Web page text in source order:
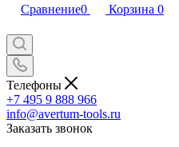
Сравнение0 Корзина 0
Телефоны
+7 495 9 888 966
info@avertum-tools.ru
Заказать звонок